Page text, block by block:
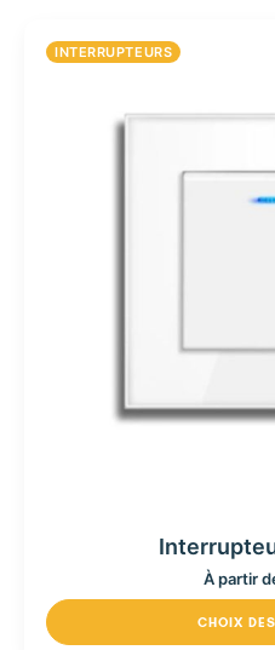
INTERRUPTEURS
À partir
CHOIX